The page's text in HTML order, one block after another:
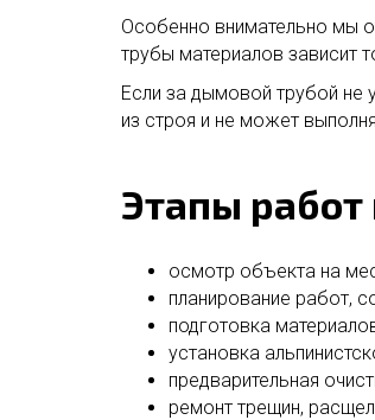
Особенно внимательно мы
трубы материалов зависит
Если за дымовой трубой не
из строя и не может
Этапы работ
осмотр объекта на
планирование работ,
подготовка
установка
предварительная
ремонт трещин,